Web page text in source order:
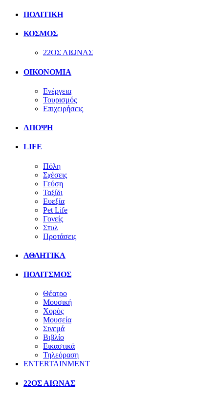
ΠΟΛΙΤΙΚΗ
ΚΟΣΜΟΣ
22ΟΣ ΑΙΩΝΑΣ
ΟΙΚΟΝΟΜΙΑ
Ενέργεια
Τουρισμός
Επιχειρήσεις
ΑΠΟΨΗ
LIFE
Πόλη
Σχέσεις
Γεύση
Ταξίδι
Ευεξία
Pet Life
Γονείς
Στυλ
Προτάσεις
ΑΘΛΗΤΙΚΑ
ΠΟΛΙΤΣΜΟΣ
Θέατρο
Μουσική
Χορός
Μουσεία
Σινεμά
Βιβλίο
Εικαστικά
Τηλεόραση
ENTERTAINMENT
22ΟΣ ΑΙΩΝΑΣ